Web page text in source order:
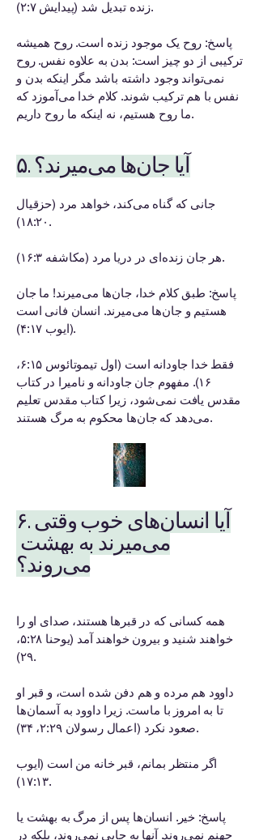
زنده تبدیل شد (پیدایش ۲:۷).
پاسخ: روح یک موجود زنده است. روح همیشه
ترکیبی از دو چیز است: بدن به علاوه نفس. روح
نمی‌تواند وجود داشته باشد مگر اینکه بدن و
نفس با هم ترکیب شوند. کلام خدا می‌آموزد که
ما روح هستیم، نه اینکه ما روح داریم.
۵. آیا جان‌ها می‌میرند؟
جانی که گناه می‌کند، خواهد مرد (حزقیال
۱۸:۲۰).
هر جان زنده‌ای در دریا مرد (مکاشفه ۱۶:۳).
پاسخ: طبق کلام خدا، جان‌ها می‌میرند! ما جان
هستیم و جان‌ها می‌میرند. انسان فانی است
(ایوب ۴:۱۷).
فقط خدا جاودانه است (اول تیموتائوس ۶:۱۵،
۱۶). مفهوم جان جاودانه و نامیرا در کتاب
مقدس یافت نمی‌شود، زیرا کتاب مقدس تعلیم
می‌دهد که جان‌ها محکوم به مرگ هستند.
۶. آیا انسان‌های خوب وقتی
می‌میرند به بهشت ​​
می‌روند؟
همه کسانی که در قبرها هستند، صدای او را
خواهند شنید و بیرون خواهند آمد (یوحنا ۵:۲۸،
۲۹).
داوود هم مرده و هم دفن شده است، و قبر او
تا به امروز با ماست. زیرا داوود به آسمان‌ها
صعود نکرد (اعمال رسولان ۲:۲۹، ۳۴).
اگر منتظر بمانم، قبر خانه من است (ایوب
۱۷:۱۳).
پاسخ: خیر. انسان‌ها پس از مرگ به بهشت ​​یا
جهنم نمی‌روند. آنها به جایی نمی‌روند، بلکه در